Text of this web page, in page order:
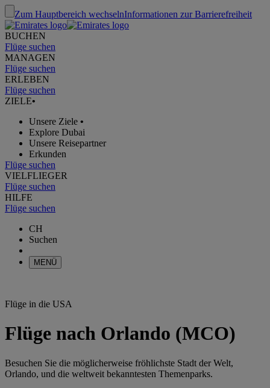
Zum Hauptbereich wechselnInformationen zur Barrierefreiheit
BUCHEN
Flüge suchen
MANAGEN
Flüge suchen
ERLEBEN
Flüge suchen
ZIELE•
Unsere Ziele •
Explore Dubai
Unsere Reisepartner
Erkunden
Flüge suchen
VIELFLIEGER
Flüge suchen
HILFE
Flüge suchen
CH
Suchen
MENÜ
Flüge in die USA
Flüge nach Orlando (MCO)
Besuchen Sie die möglicherweise fröhlichste Stadt der Welt,
Orlando, und die weltweit bekanntesten Themenparks.